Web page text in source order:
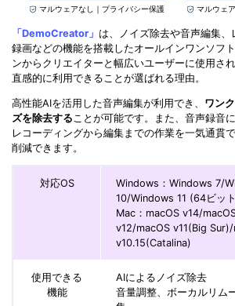
マルウェアなし｜プライバシー保護 マルウェ
「DemoCreator」 は、ノイズ除去や音声編集
録画などの機能を搭載したオールインワンソフ
ンからクリエイターと幅広いユーザーに使用さ
直感的に利用できることが選ばれる理由。
高性能AIを活用した音声編集が利用でき、 ワン
ズを除去する ことが可能です。また、音声録音
レコーディングから編集までの作業を一気通貫
削減できます。
対応OS
Windows：Windows 7/
10/Windows 11 (64ビッ
Mac：macOS v14/
v12/macOS v11(Big
v10.15(Catalina)
使用できる
機能
AIによるノイズ除去
音量調整、ボーカルリム